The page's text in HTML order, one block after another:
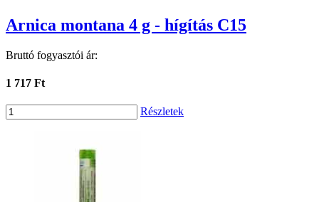
Arnica montana 4 g - hígítás C15
Bruttó fogyasztói ár:
1 717 Ft
Részletek